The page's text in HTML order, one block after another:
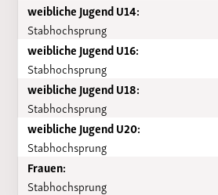
weibliche Jugend U14:
Stabhochsprung
weibliche Jugend U16:
Stabhochsprung
weibliche Jugend U18:
Stabhochsprung
weibliche Jugend U20:
Stabhochsprung
Frauen:
Stabhochsprung